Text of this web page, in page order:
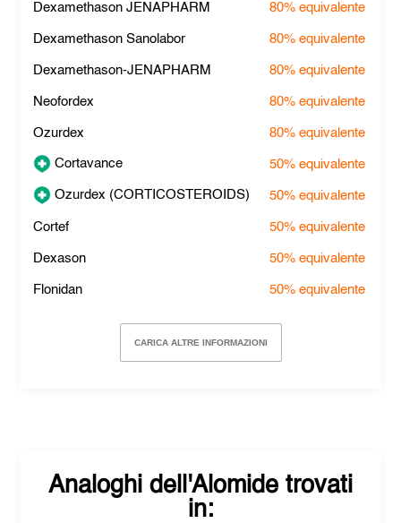
Dexamethason JENAPHARM 80% equivalente
Dexamethason Sanolabor 80% equivalente
Dexamethason-JENAPHARM 80% equivalente
Neofordex 80% equivalente
Ozurdex 80% equivalente
Cortavance 50% equivalente
Ozurdex (CORTICOSTEROIDS) 50% equivalente
Cortef 50% equivalente
Dexason 50% equivalente
Flonidan 50% equivalente
CARICA ALTRE INFORMAZIONI
Analoghi dell'Alomide trovati
in: